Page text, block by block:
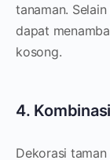
tanaman.
dapat
kosong.
4.
Dekorasi